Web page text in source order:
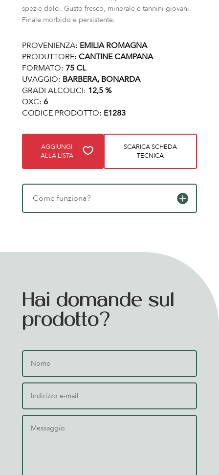
spezie dolci. Gusto fresco, minerale e tannini giovani.
Finale morbido e persistente.
PROVENIENZA: EMILIA ROMAGNA
PRODUTTORE: CANTINE CAMPANA
FORMATO: 75 CL
UVAGGIO: BARBERA, BONARDA
GRADI ALCOLICI: 12,5 %
QXC: 6
CODICE PRODOTTO: E1283
AGGIUNGI
ALLA LISTA
SCARICA SCHEDA
TECNICA
Come funziona?
Hai domande sul
prodotto?